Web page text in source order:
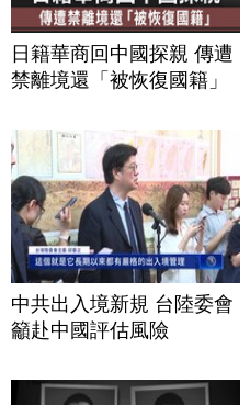
日籍華商回中國探親 傳遭
禁離境還「被恢復國籍」
中共出入境新規 台陸委會
籲赴中國評估風險